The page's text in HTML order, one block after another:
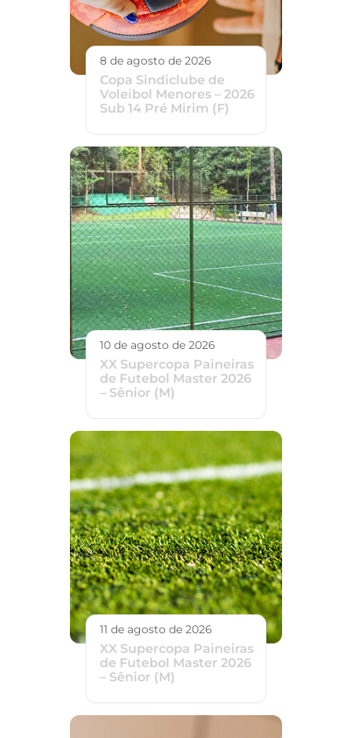
8 de agosto de 2026
Copa Sindiclube de
Voleibol Menores – 2026
Sub 14 Pré Mirim (F)
10 de agosto de 2026
XX Supercopa Paineiras
de Futebol Master 2026
– Sênior (M)
11 de agosto de 2026
XX Supercopa Paineiras
de Futebol Master 2026
– Sênior (M)